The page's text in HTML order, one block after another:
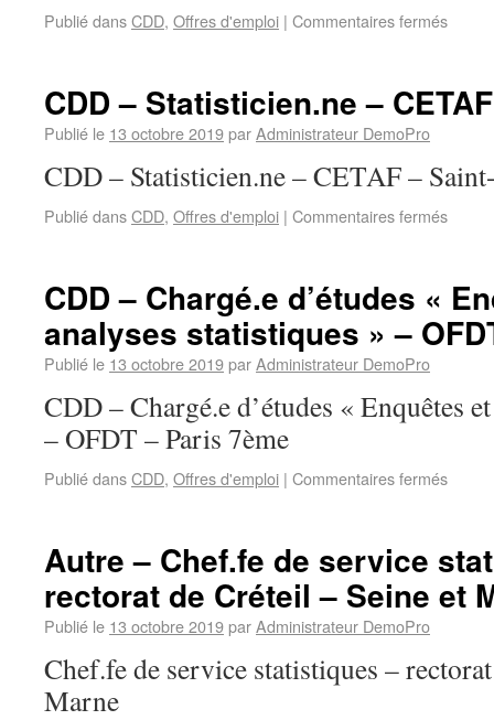
Publié dansCDD, Offres d'emploi | Commentaires fermés
CDD – Statisticien.ne –
Publié le 13 octobre 2019parAdministrateur DemoPro
CDD – Statisticien.ne – CETAF –
Publié dansCDD, Offres d'emploi | Commentaires fermés
CDD – Chargé.e d’études «
analyses statistiques » –
Publié le 13 octobre 2019parAdministrateur DemoPro
CDD – Chargé.e d’études « Enquêtes
– OFDT – Paris 7ème
Publié dansCDD, Offres d'emploi | Commentaires fermés
Autre – Chef.fe de service
rectorat de Créteil – Seine et
Publié le 13 octobre 2019parAdministrateur DemoPro
Chef.fe de service statistiques –
Marne